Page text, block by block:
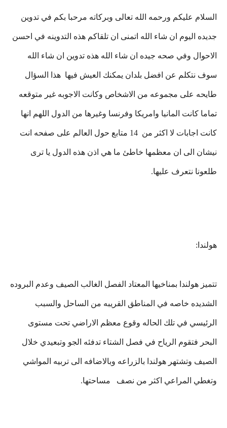
السلام عليكم ورحمه الله تعالى وبركاته مرحبا بكم في تدوين
جديده اليوم ان شاء الله اتمنى ان تلقاكم هذه التدوينه في احسن
الاحوال وفي صحه جيده ان شاء الله هذه تدوين ان شاء الله
سوف نتكلم عن افضل بلدان يمكنك العيش فيها هذا السؤال
طايحه على مجموعه من الاشخاص وكانت الاجوبه غير متوقعه
تماما كانت المانيا وامريكا وفرنسا وغيرها من الدول اللهم انها
كانت اجابات لا اكثر من 14 متابع حول العالم على صفحه انت
نيشان الى ان معظمها خاطئ ما هي اذن هذه الدول يا ترى
طلعونا نتعرف عليها.
هولندا:
تتميز هولندا بمناخيها المعتاد الفصل الغالب الصيف وعدم البروده
الشديده خاصه في المناطق القريبه من الساحل والسبب
الرئيسي في تلك الحاله وقوع معظم الاراضي تحت مستوى
البحر فتقوم الرياح في فصل الشتاء تدفئه الجو وتبعيدي خلال
الصيف وتشتهر هولندا بالزراعه وبالاضافه الى تربيه المواشي
وتغطي المراعي اكثر من نصف مساحتها.